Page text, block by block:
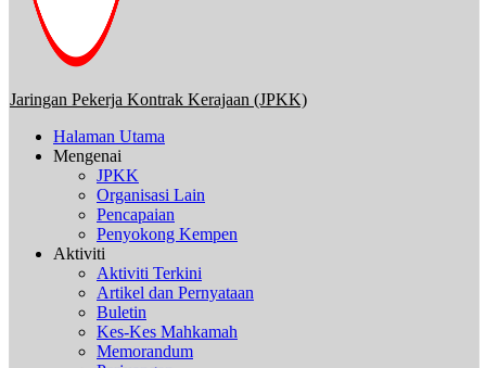
Jaringan Pekerja Kontrak Kerajaan (JPKK)
Halaman Utama
Mengenai
JPKK
Organisasi Lain
Pencapaian
Penyokong Kempen
Aktiviti
Aktiviti Terkini
Artikel dan Pernyataan
Buletin
Kes-Kes Mahkamah
Memorandum